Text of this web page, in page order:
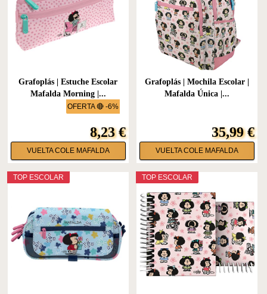
OFERTA 🔴 -6%
Grafoplás | Estuche Escolar
Mafalda Morning |...
8,23 €
VUELTA COLE MAFALDA
Grafoplás | Mochila Escolar |
Mafalda Única |...
35,99 €
VUELTA COLE MAFALDA
TOP ESCOLAR TOP ESCOLAR